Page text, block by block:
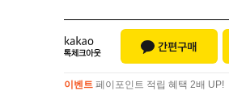
이벤트 페이포인트 적립 혜택 2배 UP!